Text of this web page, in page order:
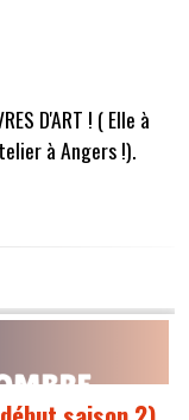
D'ART ! ( Elle à
à Angers !).